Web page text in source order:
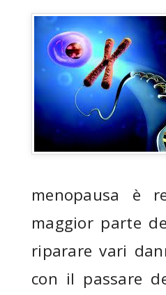
menopausa è
maggior parte
riparare vari
con il passare